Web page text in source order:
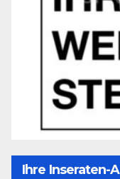
Ihre Inseraten-